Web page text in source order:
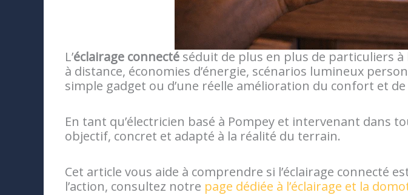
L’éclairage connecté séduit de plus en plus de particuliers à
à distance, économies d’énergie, scénarios lumineux
simple gadget ou d’une réelle amélioration du confort et
En tant qu’électricien basé à Pompey et intervenant dans
objectif, concret et adapté à la réalité du terrain.
Cet article vous aide à comprendre si l’éclairage connecté
l’action, consultez notre page dédiée à l’éclairage et la